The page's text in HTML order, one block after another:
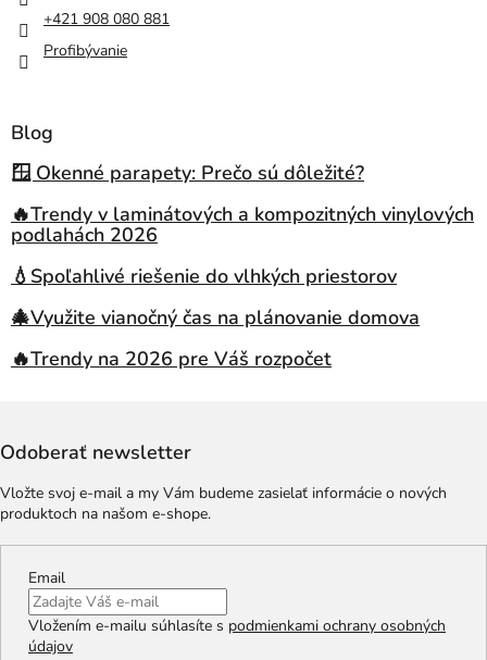
+421 908 080 881
Profibývanie
Blog
🪟 Okenné parapety: Prečo sú dôležité?
🔥Trendy v laminátových a kompozitných vinylových
podlahách 2026
💧Spoľahlivé riešenie do vlhkých priestorov
🎄Využite vianočný čas na plánovanie domova
🔥Trendy na 2026 pre Váš rozpočet
Odoberať newsletter
Vložte svoj e-mail a my Vám budeme zasielať informácie o nových
produktoch na našom e-shope.
Email
Vložením e-mailu súhlasíte s podmienkami ochrany osobných
údajov